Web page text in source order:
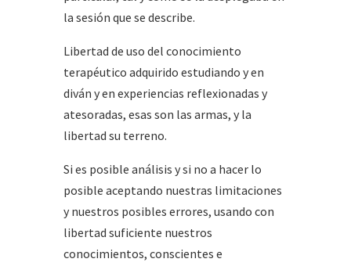
la sesión que se describe.
Libertad de uso del conocimiento
terapéutico adquirido estudiando y en
diván y en experiencias reflexionadas y
atesoradas, esas son las armas, y la
libertad su terreno.
Si es posible análisis y si no a hacer lo
posible aceptando nuestras limitaciones
y nuestros posibles errores, usando con
libertad suficiente nuestros
conocimientos, conscientes e